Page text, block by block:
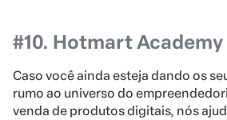
#10. Hotmart Academy
Caso você ainda esteja dando os
rumo ao universo do
venda de produtos digitais, nós